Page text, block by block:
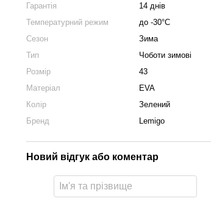
Гарантія
14 днів
Температурний режим
до -30°С
Сезон
Зима
Тип
Чоботи зимові
Розмір
43
Матеріал
EVA
Колір
Зелений
Бренд
Lemigo
Новий відгук або коментар